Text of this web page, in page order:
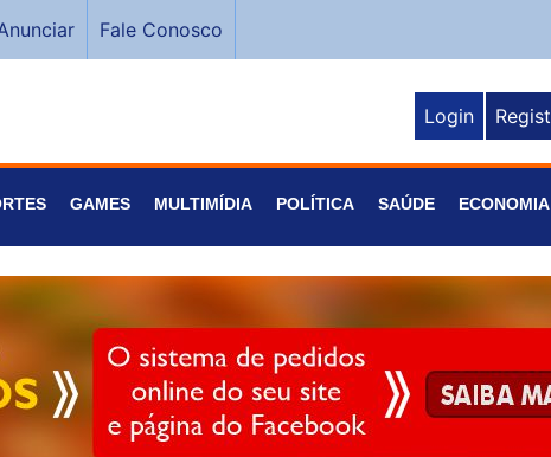
Fale Conosco
Login
GAMES MULTIMÍDIA POLÍTICA SAÚDE ECONOMIA